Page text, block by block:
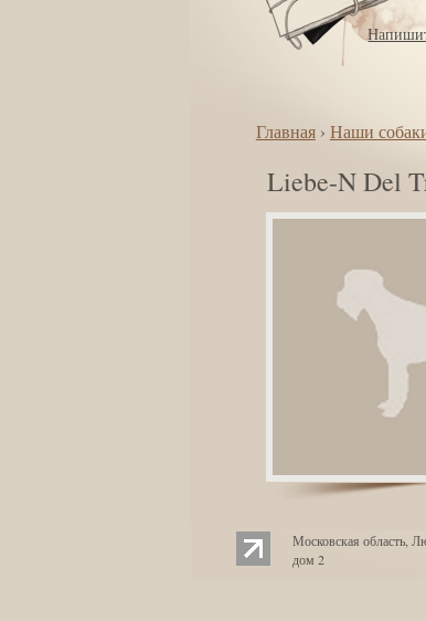
Главная› Наши
Liebe-N Del
Московская область,
дом 2